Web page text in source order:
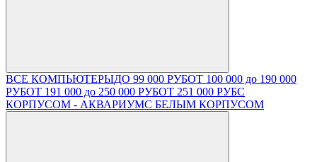
ВСЕ КОМПЬЮТЕРЫДО 99 000 РУБОТ 100 000 до 190 000
РУБОТ 191 000 до 250 000 РУБОТ 251 000 РУБС
КОРПУСОМ - АКВАРИУМС БЕЛЫМ КОРПУСОМ